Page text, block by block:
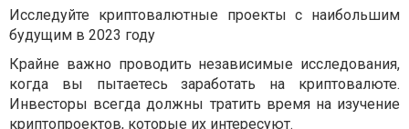
Исследуйте криптовалютные проекты с наибольшим
будущим в 2023 году
Крайне важно проводить независимые исследования,
когда вы пытаетесь заработать на криптовалюте.
Инвесторы всегда должны тратить время на изучение
криптопроектов, которые их интересуют.